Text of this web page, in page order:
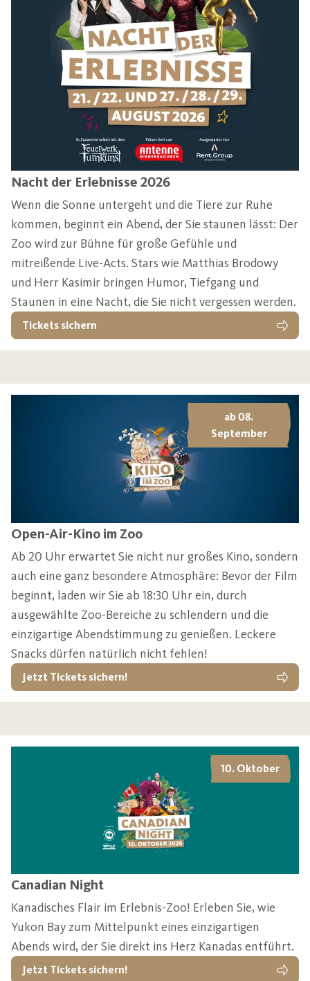
Nacht der Erlebnisse 2026
Wenn die Sonne untergeht und die Tiere zur Ruhe
kommen, beginnt ein Abend, der Sie staunen lässt: Der
Zoo wird zur Bühne für große Gefühle und
mitreißende Live-Acts. Stars wie Matthias Brodowy
und Herr Kasimir bringen Humor, Tiefgang und
Staunen in eine Nacht, die Sie nicht vergessen werden.
Tickets sichern
ab 08.
September
Open-Air-Kino im Zoo
Ab 20 Uhr erwartet Sie nicht nur großes Kino, sondern
auch eine ganz besondere Atmosphäre: Bevor der Film
beginnt, laden wir Sie ab 18:30 Uhr ein, durch
ausgewählte Zoo-Bereiche zu schlendern und die
einzigartige Abendstimmung zu genießen. Leckere
Snacks dürfen natürlich nicht fehlen!
Jetzt Tickets sichern!
10. Oktober
Canadian Night
Kanadisches Flair im Erlebnis-Zoo! Erleben Sie, wie
Yukon Bay zum Mittelpunkt eines einzigartigen
Abends wird, der Sie direkt ins Herz Kanadas entführt.
Jetzt Tickets sichern!